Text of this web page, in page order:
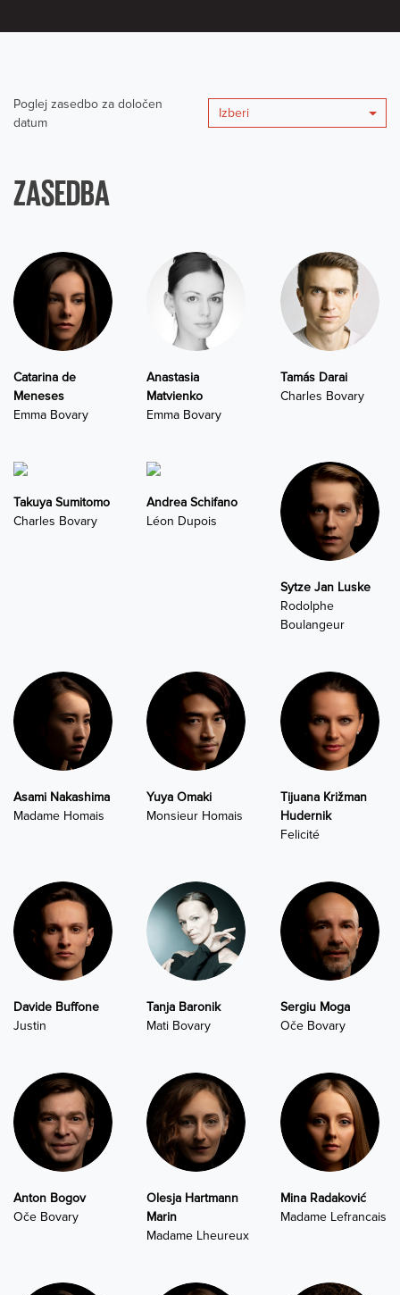
Poglej zasedbo za določen
datum
Izberi
ZASEDBA
Catarina de
Meneses
Emma Bovary
Anastasia
Matvienko
Emma Bovary
Tamás Darai
Charles Bovary
Takuya Sumitomo
Charles Bovary
Andrea Schifano
Léon Dupois
Sytze Jan Luske
Rodolphe
Boulangeur
Asami Nakashima
Madame Homais
Yuya Omaki
Monsieur Homais
Tijuana Križman
Hudernik
Felicité
Davide Buffone
Justin
Tanja Baronik
Mati Bovary
Sergiu Moga
Oče Bovary
Anton Bogov
Oče Bovary
Olesja Hartmann
Marin
Madame Lheureux
Mina Radaković
Madame Lefrancais